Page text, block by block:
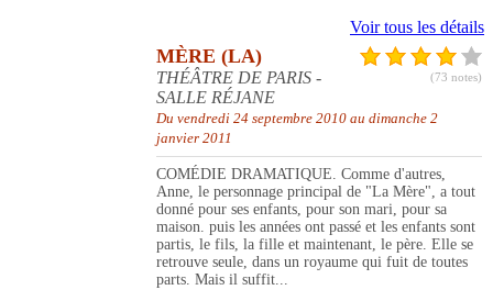
Voir tous les détails
(73 notes)
MÈRE (LA)
THÉÂTRE DE PARIS -
SALLE RÉJANE
Du vendredi 24 septembre 2010 au dimanche 2
janvier 2011
COMÉDIE DRAMATIQUE. Comme d'autres,
Anne, le personnage principal de "La Mère", a tout
donné pour ses enfants, pour son mari, pour sa
maison. puis les années ont passé et les enfants sont
partis, le fils, la fille et maintenant, le père. Elle se
retrouve seule, dans un royaume qui fuit de toutes
parts. Mais il suffit...